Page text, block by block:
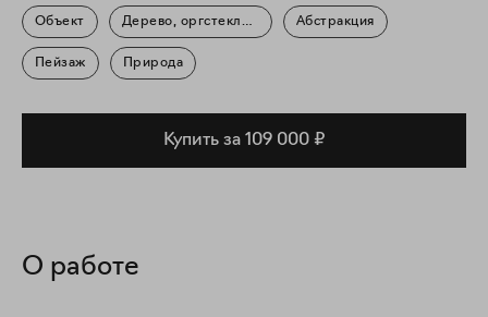
Объект Дерево, оргстекло, акрил, светодиоды
Абстракция
Пейзаж Природа
Купить за 109 000 ₽
О работе